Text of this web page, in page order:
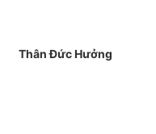
Thân Đức Hưởng